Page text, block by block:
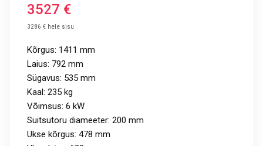
3527 €
3286 € hele sisu
Kõrgus: 1411 mm
Laius: 792 mm
Sügavus: 535 mm
Kaal: 235 kg
Võimsus: 6 kW
Suitsutoru diameeter: 200 mm
Ukse kõrgus: 478 mm